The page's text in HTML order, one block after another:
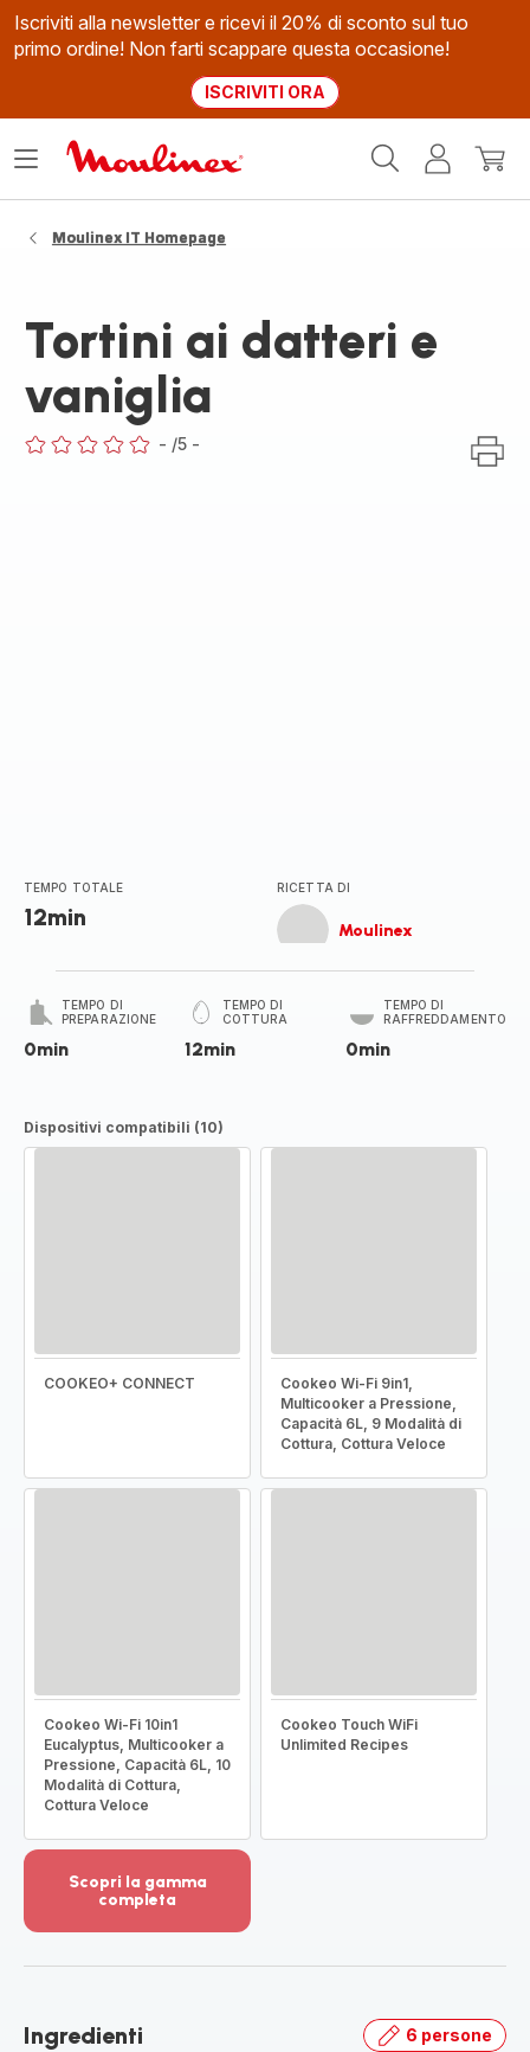
Iscriviti alla newsletter e ricevi il 20% di sconto sul tuo
primo ordine! Non farti scappare questa occasione!
ISCRIVITI ORA
Il
Apri
Moulinex IT Homepage
Tortini ai datteri e
vaniglia
- /5 -
TEMPO TOTALE
12min
RICETTA DI
Moulinex
TEMPO DI
PREPARAZIONE
0min
TEMPO DI
COTTURA
12min
TEMPO DI
RAFFREDDAMENTO
0min
Dispositivi compatibili (10)
COOKEO+ CONNECT
Cookeo Wi-Fi 9in1,
Multicooker a Pressione,
Capacità 6L, 9 Modalità di
Cottura, Cottura Veloce
Cookeo Wi-Fi 10in1
Eucalyptus, Multicooker a
Pressione, Capacità 6L, 10
Modalità di Cottura,
Cottura Veloce
Cookeo Touch WiFi
Unlimited Recipes
Scopri la gamma
completa
dettagli
la
Ingredienti 6 persone